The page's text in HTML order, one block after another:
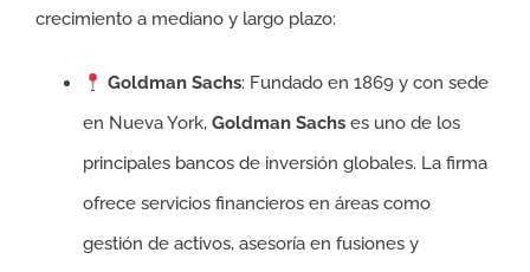
crecimiento a mediano y largo plazo:
Goldman Sachs: Fundado en 1869 y con sede
en Nueva York, Goldman Sachs es uno de los
principales bancos de inversión globales. La firma
ofrece servicios financieros en áreas como
gestión de activos, asesoría en fusiones y